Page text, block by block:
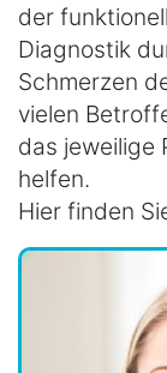
der
Diagnostik
Schmerzen
vielen
das jeweilige
helfen.
Hier finden